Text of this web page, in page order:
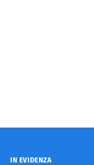
IN EVIDENZA